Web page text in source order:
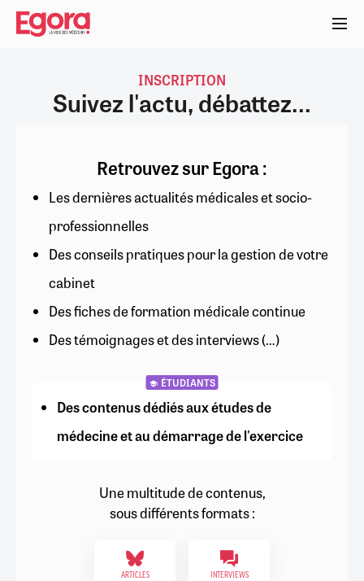
Aller
contenu
INSCRIPTION
Suivez l'actu, débattez...
Retrouvez sur Egora :
Les dernières actualités médicales et socio-
professionnelles
Des conseils pratiques pour la gestion de votre
cabinet
Des fiches de formation médicale continue
Des témoignages et des interviews (…)
ÉTUDIANTS
Des contenus dédiés aux études de
médecine et au démarrage de l'exercice
Une multitude de contenus,
sous différents formats :
ARTICLES INTERVIEWS